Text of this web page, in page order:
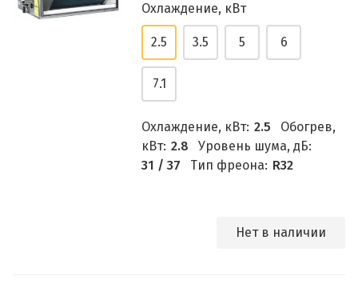
Охлаждение, кВт
2.5 3.5 5 6
7.1
Охлаждение, кВт: 2.5
Обогрев,
кВт: 2.8
Уровень шума, дБ:
31 / 37
Тип фреона: R32
Нет в наличии